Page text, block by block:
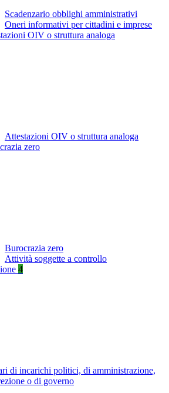
Scadenzario obblighi amministrativi
Oneri informativi per cittadini e imprese
OIV o struttura analoga
Attestazioni OIV o struttura analoga
zero
Burocrazia zero
Attività soggette a controllo
4
di incarichi politici, di amministrazione,
o di governo